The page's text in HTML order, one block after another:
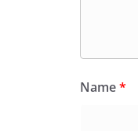
Name*